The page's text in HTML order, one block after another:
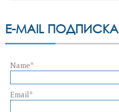
E-MAIL ПОДПИСКА
Name*
Email*